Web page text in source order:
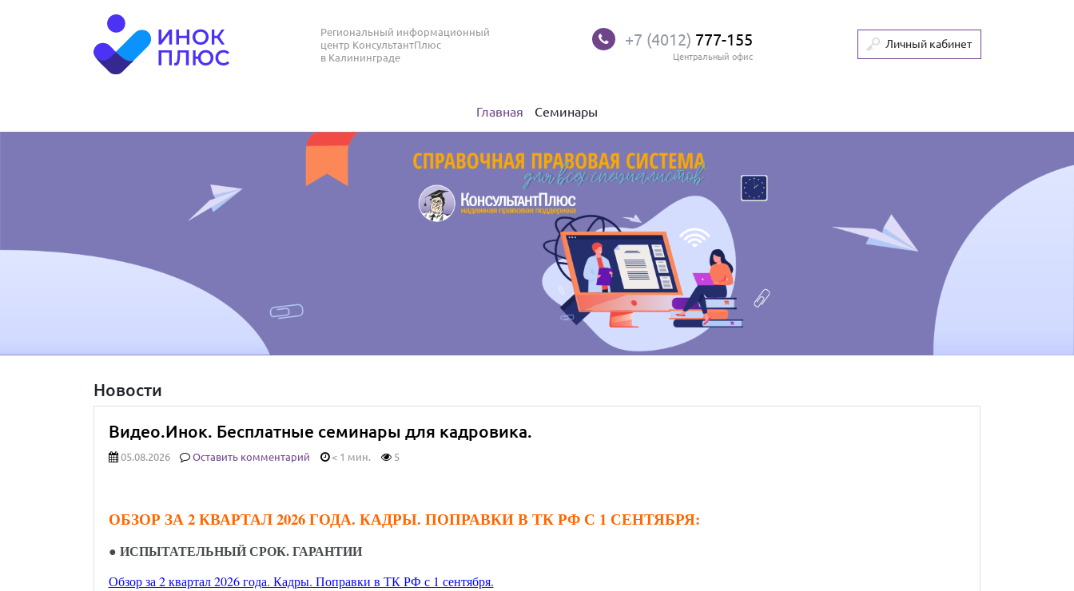
Региональный информационный
центр КонсультантПлюс
в Калининграде
+7 (4012) 777-155
Центральный офис
Личный кабинет
Главная Семинары
Новости
Видео.Инок. Бесплатные семинары для кадровика.
05.08.2026 Оставить комментарий < 1 мин. 5
ОБЗОР ЗА 2 КВАРТАЛ 2026 ГОДА. КАДРЫ. ПОПРАВКИ В ТК РФ С 1 СЕНТЯБРЯ:
● ИСПЫТАТЕЛЬНЫЙ СРОК. ГАРАНТИИ
Обзор за 2 квартал 2026 года. Кадры. Поправки в ТК РФ с 1 сентября.